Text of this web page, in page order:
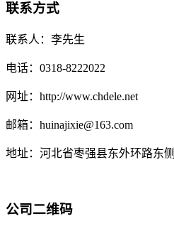
联系方式
联系人：李先生
电话：0318-8222022
网址：http://www.chdele.net
邮箱：huinajixie@163.com
地址：河北省枣强县东外环路东侧
公司二维码